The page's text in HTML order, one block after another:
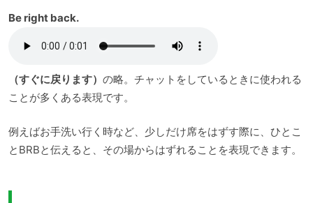
Be right back.
（すぐに戻ります） の略。チャットをしているときに使われる
ことが多くある表現です。
例えばお手洗い行く時など、少しだけ席をはずす際に、ひとこ
とBRBと伝えると、その場からはずれることを表現できます。